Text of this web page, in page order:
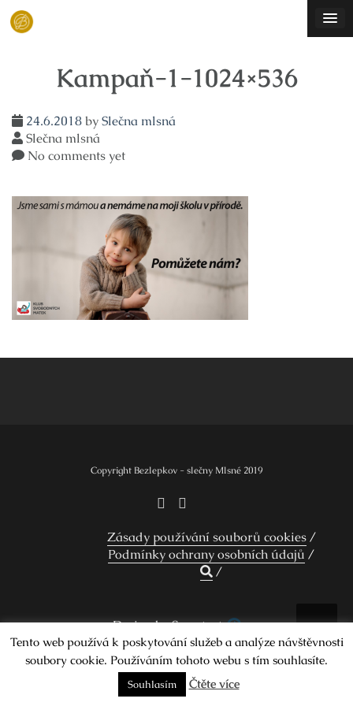
Skip
Kampaň-1-1024×536
24.6.2018bySlečna mlsná
Slečna mlsná
No comments yet
Copyright Bezlepkov - slečny Mlsné 2019
Zásady používání souborů cookies
Podmínky ochrany osobních údajů
Design by Smartcat
Tento web používá k poskytování služeb a analýze návštěvnosti
soubory cookie. Používáním tohoto webu s tím souhlasíte.
Souhlasím Čtěte více